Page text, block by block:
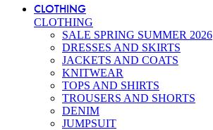
CLOTHING
CLOTHING
SALE SPRING SUMMER 2026
DRESSES AND SKIRTS
JACKETS AND COATS
KNITWEAR
TOPS AND SHIRTS
TROUSERS AND SHORTS
DENIM
JUMPSUIT